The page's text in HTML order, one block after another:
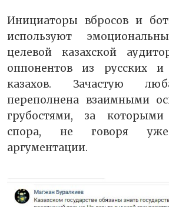
Инициаторы вбросов и
используют
целевой казахской
оппонентов из русских и
казахов. Зачастую
переполнена взаимными
грубостями, за которыми
спора, не говоря
аргументации.